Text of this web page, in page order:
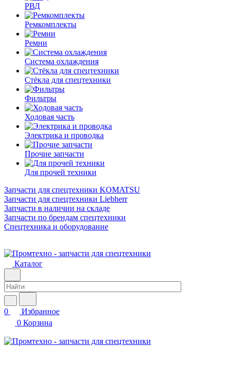
РВД
Ремкомплекты
Ремни
Система охлаждения
Стёкла для спецтехники
Фильтры
Ходовая часть
Электрика и проводка
Прочие запчасти
Для прочей техники
Запчасти для спецтехники KOMATSU
Запчасти для спецтехники Liebherr
Запчасти в наличии на складе
Запчасти по брендам спецтехники
Спецтехника и оборудование
Каталог
0
Избранное
0 Корзина